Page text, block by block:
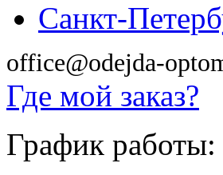
Санкт-
office@odejda-
Где мой заказ?
График работы: